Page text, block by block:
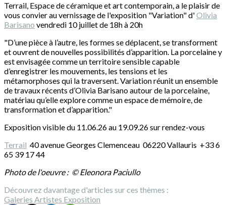
Terrail, Espace de céramique et art contemporain, a le plaisir de
vous convier au vernissage de l'exposition "Variation" d'Olivia
Barisano vendredi 10 juillet de 18h à 20h
"D’une pièce à l’autre, les formes se déplacent, se transforment
et ouvrent de nouvelles possibilités d’apparition. La porcelaine y
est envisagée comme un territoire sensible capable
d’enregistrer les mouvements, les tensions et les
métamorphoses qui la traversent. Variation réunit un ensemble
de travaux récents d’Olivia Barisano autour de la porcelaine,
matériau qu’elle explore comme un espace de mémoire, de
transformation et d’apparition."
Exposition visible du 11.06.26 au 19.09.26 sur rendez-vous
Terrail 40 avenue Georges Clemenceau 06220 Vallauris +33 6
65 39 17 44
Photo de l'oeuvre : © Eleonora Paciullo
Découvrez davantage d'articles sur ces thèmes :
Galeries Artistes Exposition